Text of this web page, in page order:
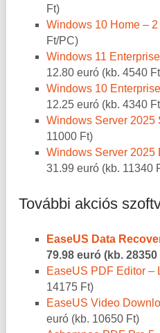
Ft)
Windows 10 Home – 2
Ft/PC)
Windows 11
12.80 euró (kb. 4540
Windows 10
12.25 euró (kb. 4340
Windows Server 2025
11000 Ft)
Windows Server 2025
31.99 euró (kb. 11340
További akciós
EaseUS Data
79.98 euró (kb. 28350
EaseUS PDF Editor –
14175 Ft)
EaseUS Video
euró (kb. 10650 Ft)